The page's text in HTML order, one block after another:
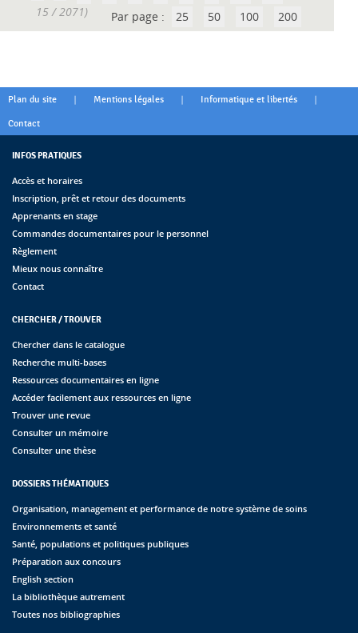
15 / 2071)
Par page : 25 50 100 200
Plan du site | Mentions légales | Informatique et libertés |
Contact
INFOS PRATIQUES
Accès et horaires
Inscription, prêt et retour des documents
Apprenants en stage
Commandes documentaires pour le personnel
Règlement
Mieux nous connaître
Contact
CHERCHER / TROUVER
Chercher dans le catalogue
Recherche multi-bases
Ressources documentaires en ligne
Accéder facilement aux ressources en ligne
Trouver une revue
Consulter un mémoire
Consulter une thèse
DOSSIERS THÉMATIQUES
Organisation, management et performance de notre système de soins
Environnements et santé
Santé, populations et politiques publiques
Préparation aux concours
English section
La bibliothèque autrement
Toutes nos bibliographies